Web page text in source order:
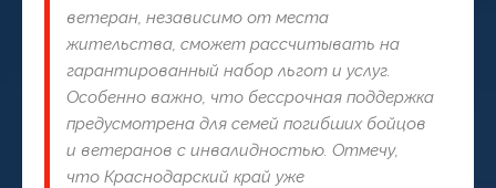
ветеран, независимо от места
жительства, сможет рассчитывать на
гарантированный набор льгот и услуг.
Особенно важно, что бессрочная поддержка
предусмотрена для семей погибших бойцов
и ветеранов с инвалидностью. Отмечу,
что Краснодарский край уже